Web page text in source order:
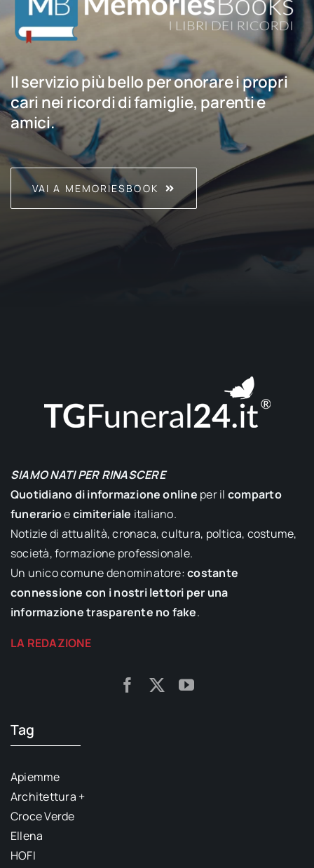
Il servizio più bello per onorare i propri
cari nei ricordi di famiglie, parenti e
amici.
VAI A MEMORIESBOOK
SIAMO NATI PER RINASCERE
Quotidiano di informazione online per il comparto
funerarioecimiteriale italiano.
Notizie di attualità, cronaca, cultura, poltica, costume,
società, formazione professionale.
Un unico comune denominatore:costante
connessione con i nostri lettori per una
informazione trasparente no fake.
LA REDAZIONE
Tag
Apiemme
Architettura +
Croce Verde
Ellena
HOFI